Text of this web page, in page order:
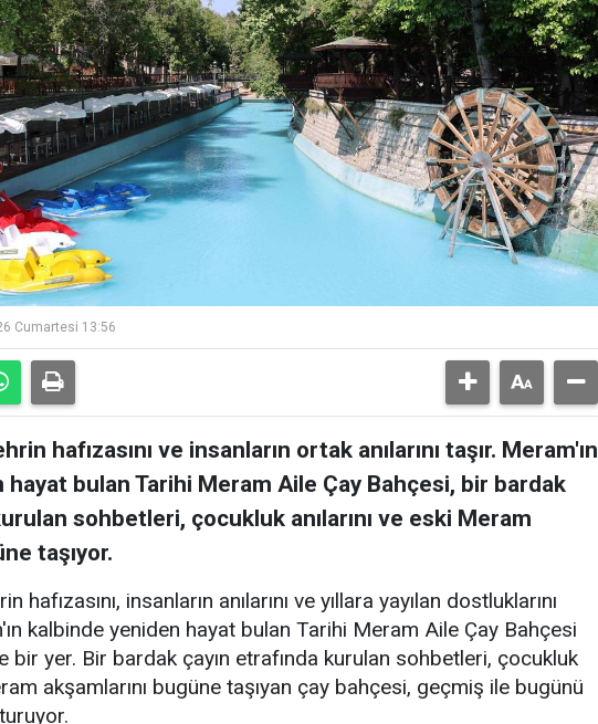
Cumartesi 13:56
hafızasını ve insanların ortak anılarını taşır. Meram'ın
bulan Tarihi Meram Aile Çay Bahçesi, bir bardak
sohbetleri, çocukluk anılarını ve eski Meram
taşıyor.
hafızasını, insanların anılarını ve yıllara yayılan dostluklarını
kalbinde yeniden hayat bulan Tarihi Meram Aile Çay Bahçesi
bir yer. Bir bardak çayın etrafında kurulan sohbetleri, çocukluk
akşamlarını bugüne taşıyan çay bahçesi, geçmiş ile bugünü